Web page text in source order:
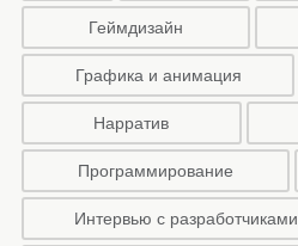
Геймдизайн
Графика и анимация
Нарратив
Программирование
Интервью с разработчиками